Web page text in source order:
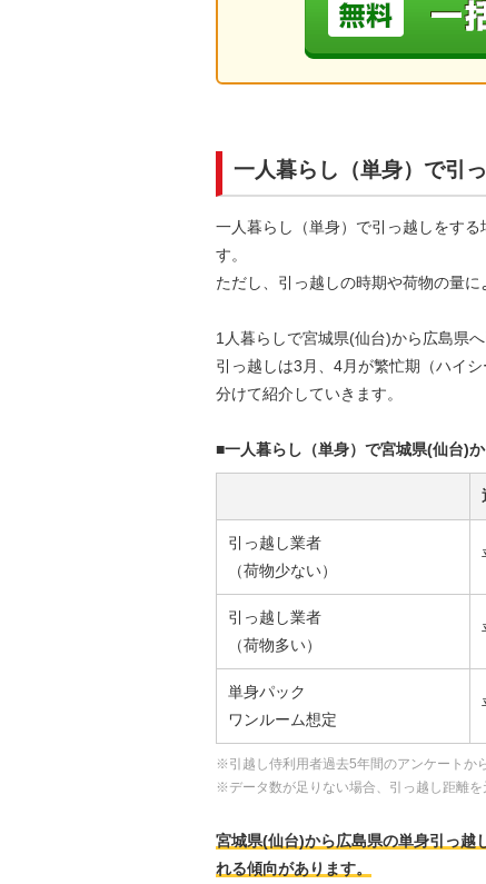
一人暮らし（単身）で引
一人暮らし（単身）で引っ越しをす
す。
ただし、引っ越しの時期や荷物の量に
1人暮らしで宮城県(仙台)から広島県
引っ越しは3月、4月が繁忙期（ハイ
分けて紹介していきます。
■一人暮らし（単身）で宮城県(仙台)
引っ越し業者
（荷物少ない）
引っ越し業者
（荷物多い）
単身パック
ワンルーム想定
※引越し侍利用者過去5年間のアンケートか
※データ数が足りない場合、引っ越し距離を
宮城県(仙台)から広島県の単身引っ越
れる傾向があります。